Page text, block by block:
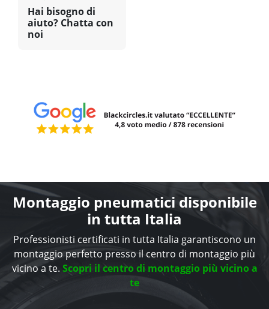
Hai bisogno di
aiuto? Chatta con
noi
Montaggio pneumatici disponibile
in tutta Italia
Professionisti certificati in tutta Italia garantiscono un
montaggio perfetto presso il centro di montaggio più
vicino a te. Scopri il centro di montaggio più vicino a
te